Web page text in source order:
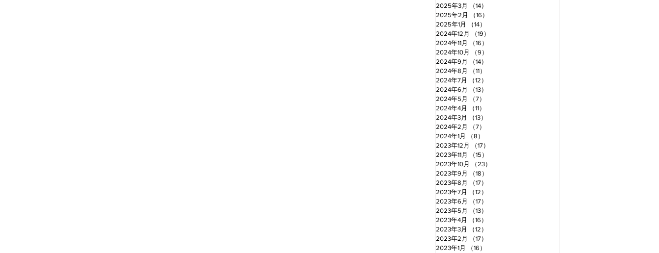
2025年3月
（14）
2025年2月
（16）
2025年1月
（14）
2024年12月
（19）
2024年11月
（16）
2024年10月
（9）
2024年9月
（14）
2024年8月
（11）
2024年7月
（12）
2024年6月
（13）
2024年5月
（7）
2024年4月
（11）
2024年3月
（13）
2024年2月
（7）
2024年1月
（8）
2023年12月
（17）
2023年11月
（15）
2023年10月
（23）
2023年9月
（18）
2023年8月
（17）
2023年7月
（12）
2023年6月
（17）
2023年5月
（13）
2023年4月
（16）
2023年3月
（12）
2023年2月
（17）
2023年1月
（16）